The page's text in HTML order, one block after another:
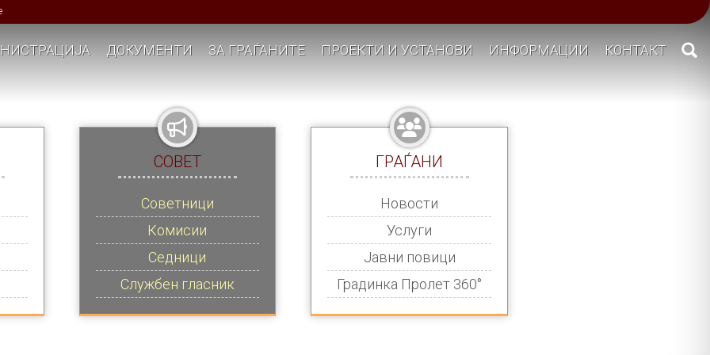
ДОКУМЕНТИ ЗА ГРАЃАНИТЕ ПРОЕКТИ И УСТАНОВИ ИНФОРМАЦИИ КОНТАКТ
СОВЕТ
Советници
Комисии
Седници
Службен гласник
ГРАЃАНИ
Новости
Услуги
Јавни повици
Градинка Пролет 360°